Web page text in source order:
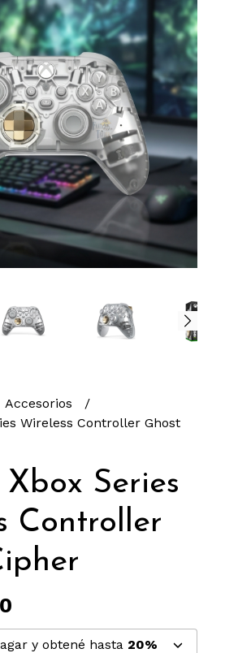
Accesorios
Wireless Controller Ghost
Xbox Series
Controller
y obtené hasta 20%